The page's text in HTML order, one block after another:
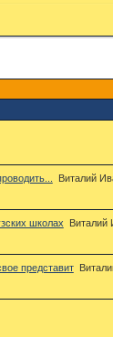
Виталий
школах
Виталий
представит